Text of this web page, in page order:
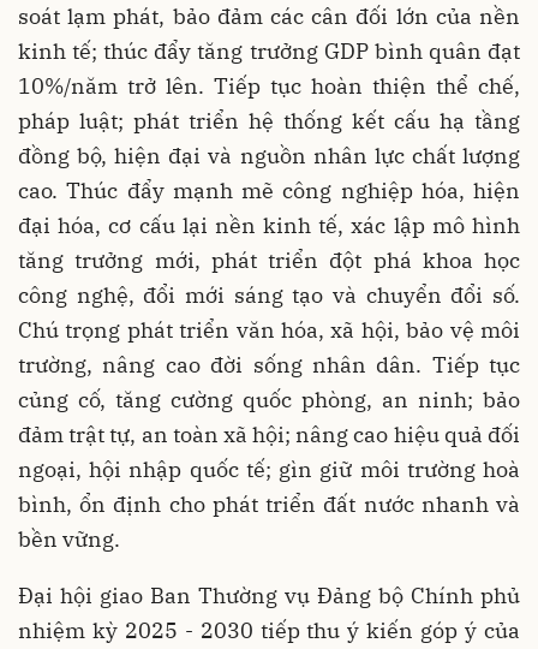
soát lạm phát, bảo đảm các cân đối lớn của nền
kinh tế; thúc đẩy tăng trưởng GDP bình quân đạt
10%/năm trở lên. Tiếp tục hoàn thiện thể chế,
pháp luật; phát triển hệ thống kết cấu hạ tầng
đồng bộ, hiện đại và nguồn nhân lực chất lượng
cao. Thúc đẩy mạnh mẽ công nghiệp hóa, hiện
đại hóa, cơ cấu lại nền kinh tế, xác lập mô hình
tăng trưởng mới, phát triển đột phá khoa học
công nghệ, đổi mới sáng tạo và chuyển đổi số.
Chú trọng phát triển văn hóa, xã hội, bảo vệ môi
trường, nâng cao đời sống nhân dân. Tiếp tục
củng cố, tăng cường quốc phòng, an ninh; bảo
đảm trật tự, an toàn xã hội; nâng cao hiệu quả đối
ngoại, hội nhập quốc tế; gìn giữ môi trường hoà
bình, ổn định cho phát triển đất nước nhanh và
bền vững.
Đại hội giao Ban Thường vụ Đảng bộ Chính phủ
nhiệm kỳ 2025 - 2030 tiếp thu ý kiến góp ý của